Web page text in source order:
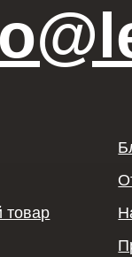
Прочее
Наборы